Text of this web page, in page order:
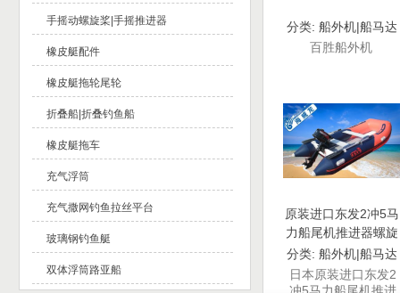
分类: 船外机|船马达
百胜船外机
原装进口东发2冲5马
力船尾机推进器螺旋
桨马达
分类: 船外机|船马达
日本原装进口东发2
手摇动螺旋桨|手摇推进器
橡皮艇配件
橡皮艇拖轮尾轮
折叠船|折叠钓鱼船
橡皮艇拖车
充气浮筒
充气撒网钓鱼拉丝平台
玻璃钢钓鱼艇
双体浮筒路亚船